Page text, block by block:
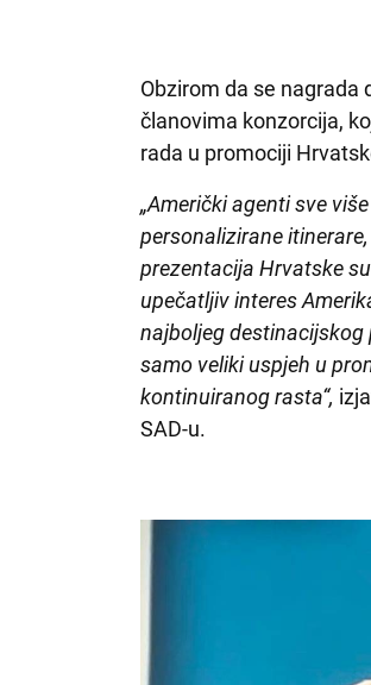
Obzirom da se
članovima konzorcija,
rada u promociji
„Američki agenti sve
personalizirane
prezentacija Hrvatske
upečatljiv interes
najboljeg destinacijskog
samo veliki uspjeh u
kontinuiranog rasta“,
SAD-u.